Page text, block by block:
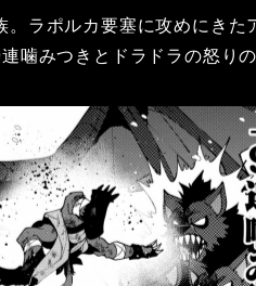
。ラポルカ要塞に攻めにき
噛みつきとドラドラの怒り